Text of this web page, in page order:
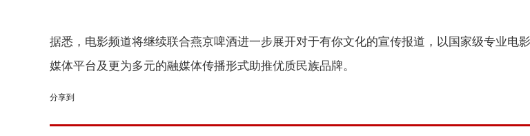
据悉，电影频道将继续联合燕京啤酒进一步展开对于有你文化的宣传报道，以国家级专业电影
媒体平台及更为多元的融媒体传播形式助推优质民族品牌。
分享到